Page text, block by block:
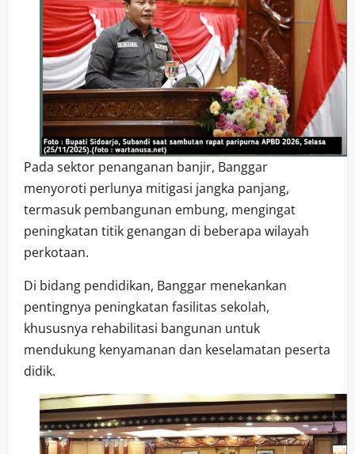
Pada sektor penanganan banjir, Banggar
menyoroti perlunya mitigasi jangka panjang,
termasuk pembangunan embung, mengingat
peningkatan titik genangan di beberapa wilayah
perkotaan.
Di bidang pendidikan, Banggar menekankan
pentingnya peningkatan fasilitas sekolah,
khususnya rehabilitasi bangunan untuk
mendukung kenyamanan dan keselamatan peserta
didik.